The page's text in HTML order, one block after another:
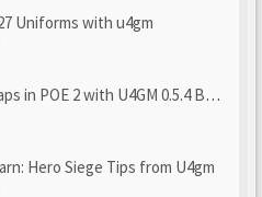
Uniforms with u4gm
in POE 2 with U4GM 0.5.4 Builds
Hero Siege Tips from U4gm